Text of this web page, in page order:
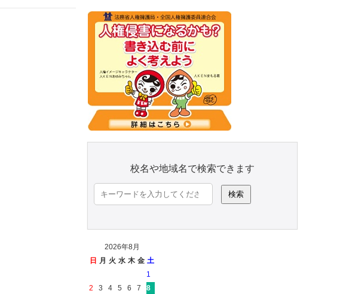
校名や地域名で検索できます
検
索:
2026年8月
日 月 火 水 木 金 土
1
2
3 4 5 6 7
8